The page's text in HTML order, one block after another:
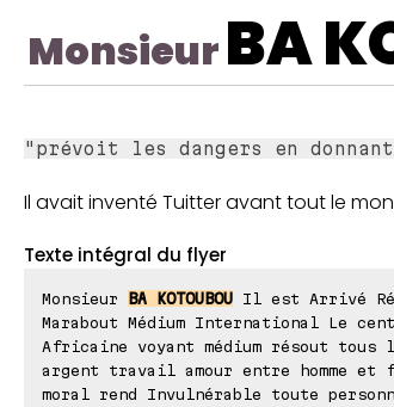
MonsieurBA
"prévoit les dangers en donnant
Il avait inventé Tuitter avant tout le
Texte intégral du flyer
Monsieur BA KOTOUBOUIl est Arrivé
Marabout Médium International Le
Africaine voyant médium résout tous
argent travail amour entre homme et
moral rend Invulnérable toute